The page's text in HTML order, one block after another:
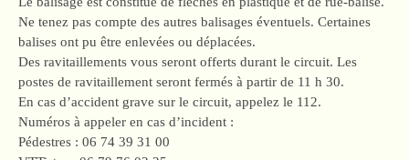
Ne tenez pas compte des autres balisages éventuels. Certaines
balises ont pu être enlevées ou déplacées.
Des ravitaillements vous seront offerts durant le circuit. Les
postes de ravitaillement seront fermés à partir de 11 h 30.
En cas d’accident grave sur le circuit, appelez le 112.
Numéros à appeler en cas d’incident :
Pédestres : 06 74 39 31 00